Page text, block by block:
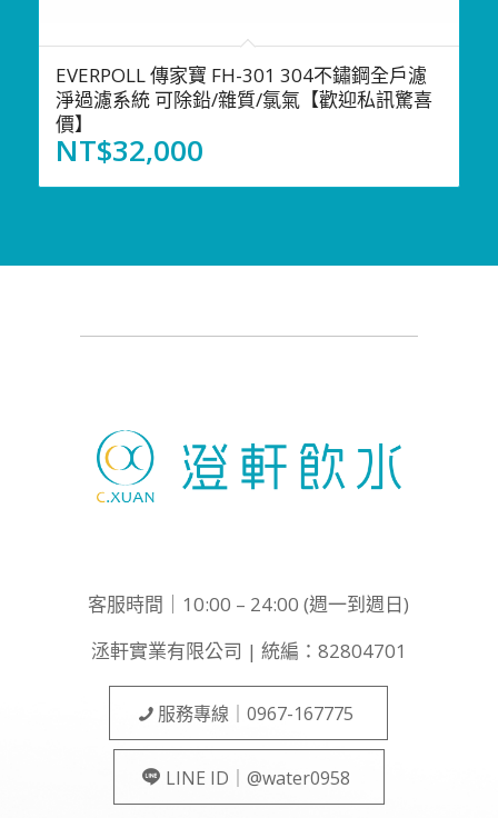
EVERPOLL 傳家寶 FH-301 304不鏽鋼全戶濾
淨過濾系統 可除鉛/雜質/氯氣【歡迎私訊驚喜
價】
NT$32,000
客服時間｜10:00 – 24:00 (週一到週日)
洆軒實業有限公司 | 統編：82804701
服務專線｜0967-167775
LINE ID｜@water0958